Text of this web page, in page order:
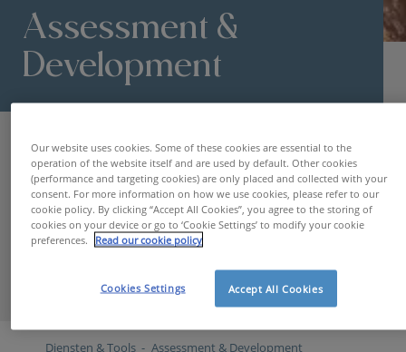
Assessment &
Development
Diensten & Tools Assessment & Development
herkent, kunt u als werkgever tijdens de hele
employee lifecycle mee het verschil maken. Met
actieve ondersteuning begeleidt Hudson uw
kandidaten en medewerkers doorheen hun
ontwikkeling en groei, zodat zij het beste van zichzelf
kunnen geven.
Our website uses cookies. Some of these cookies are essential to the
operation of the website itself and are used by default. Other cookies
(performance and targeting cookies) are only placed and collected with your
consent. For more information on how we use cookies, please refer to our
cookie policy. By clicking “Accept All Cookies”, you agree to the storing of
cookies on your device or go to ‘Cookie Settings’ to modify your cookie
preferences.
Read our cookie policy
Accept All Cookies
Cookies Settings